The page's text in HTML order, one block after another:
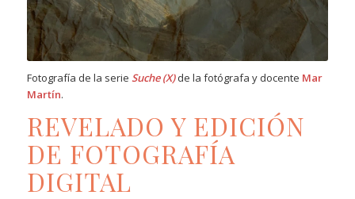
Fotografía de la serie Suche (X) de la fotógrafa y docente Mar
Martín.
REVELADO Y EDICIÓN
DE FOTOGRAFÍA
DIGITAL